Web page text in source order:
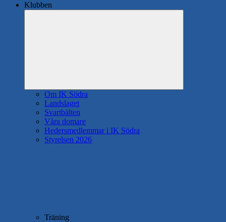
Klubben
Om IK Södra
Landslaget
Svartbälten
Våra domare
Hedersmedlemmar i IK Södra
Styrelsen 2026
Träning